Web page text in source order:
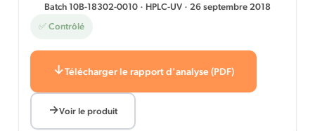
Batch 10B-18302-0010 · HPLC-UV · 26 septembre 2018
✅ Contrôlé
Télécharger le rapport d'analyse (PDF)
Voir le produit